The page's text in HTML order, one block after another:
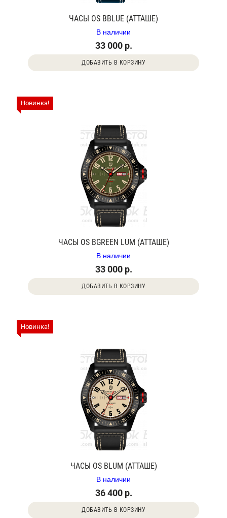
ЧАСЫ OS BBLUE (АТТАШЕ)
В наличии
33 000 р.
ДОБАВИТЬ В КОРЗИНУ
Новинка!
ЧАСЫ OS BGREEN LUM (АТТАШЕ)
В наличии
33 000 р.
ДОБАВИТЬ В КОРЗИНУ
Новинка!
ЧАСЫ OS BLUM (АТТАШЕ)
В наличии
36 400 р.
ДОБАВИТЬ В КОРЗИНУ